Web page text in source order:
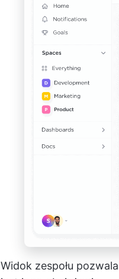
Widok zespołu